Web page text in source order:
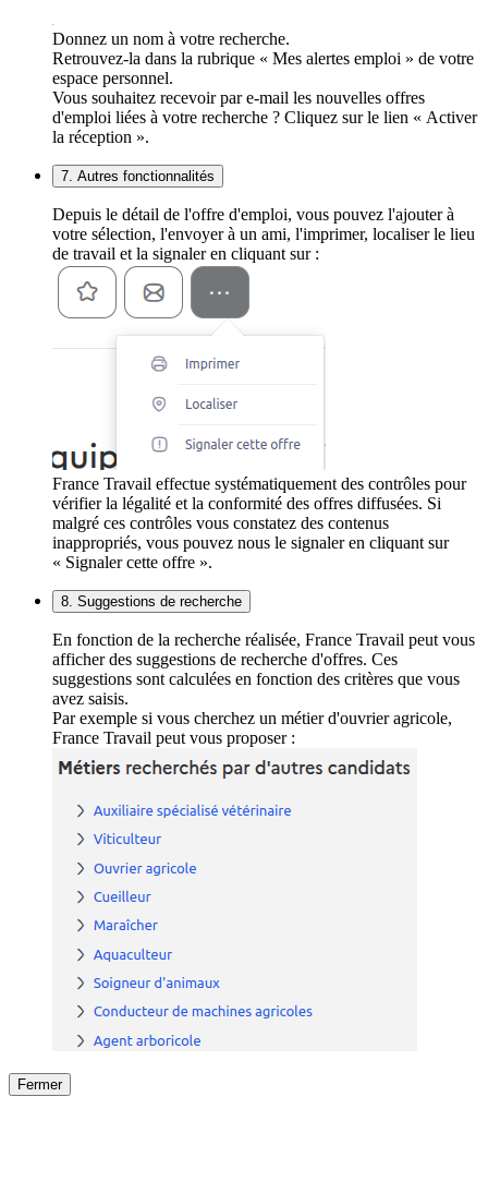
Donnez un nom à votre recherche.
Retrouvez-la dans la rubrique « Mes alertes emploi » de votre
espace personnel.
Vous souhaitez recevoir par e-mail les nouvelles offres
d'emploi liées à votre recherche ? Cliquez sur le lien « Activer
la réception ».
7. Autres fonctionnalités
Depuis le détail de l'offre d'emploi, vous pouvez l'ajouter à
votre sélection, l'envoyer à un ami, l'imprimer, localiser le lieu
de travail et la signaler en cliquant sur :
France Travail effectue systématiquement des contrôles pour
vérifier la légalité et la conformité des offres diffusées. Si
malgré ces contrôles vous constatez des contenus
inappropriés, vous pouvez nous le signaler en cliquant sur
« Signaler cette offre ».
8. Suggestions de recherche
En fonction de la recherche réalisée, France Travail peut vous
afficher des suggestions de recherche d'offres. Ces
suggestions sont calculées en fonction des critères que vous
avez saisis.
Par exemple si vous cherchez un métier d'ouvrier agricole,
France Travail peut vous proposer :
Fermer